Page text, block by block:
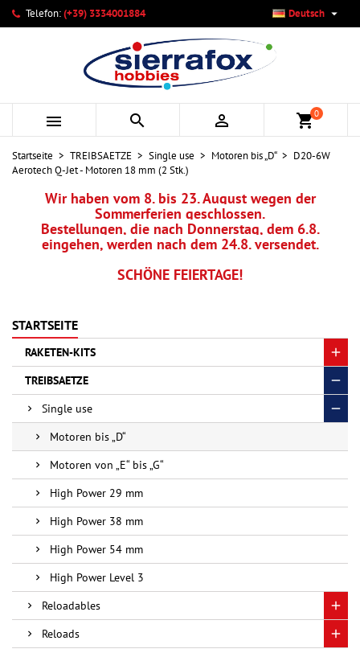
Telefon:(+39) 3334001884 Deutsch 
   shopping_cart0
Startseite TREIBSAETZE Single use Motoren bis „D“
D20-6W
Aerotech Q-Jet - Motoren 18 mm (2 Stk.)
Wir haben vom 8. bis 23. August wegen der
Sommerferien geschlossen.
Bestellungen, die nach Donnerstag, dem 6.8.
eingehen, werden nach dem 24.8. versendet.
SCHÖNE FEIERTAGE!
STARTSEITE
RAKETEN-KITS
TREIBSAETZE
Single use
Motoren bis „D“
Motoren von „E“ bis „G“
High Power 29 mm
High Power 38 mm
High Power 54 mm
High Power Level 3
Reloadables
Reloads
Ihre Wunschlisten ×
Neue Liste anlegen
Wunschliste erstellen ×
Name der Wunschliste
Abbrechen Wunschliste erstellen
Anmelden ×
Sie müssen angemeldet sein, um Artikel Ihrer Wunschliste
hinzufügen zu können.
Abbrechen Anmelden